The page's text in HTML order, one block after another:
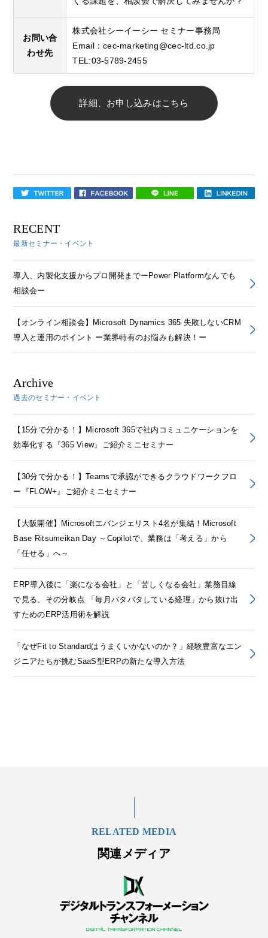
お問い合
わせ先
株式会社シーイーシー セミナー事務局
Email：cec-marketing@cec-ltd.co.jp
TEL:03-5789-2455
詳細、お申し込みはこちら
RECENT
最新セミナー・イベント
導入、内製化支援からプロ開発までーPower Platformなんでも
相談会ー
【オンライン相談会】Microsoft Dynamics 365 失敗しないCRM
導入と運用のポイント ー業界特有のお悩みも解決！ー
Archive
過去のセミナー・イベント
【15分で分かる！】Microsoft 365で社内コミュニケーションを
効率化する『365 View』ご紹介ミニセミナー
【30分で分かる！】Teamsで承認ができるクラウドワークフロ
ー『FLOW+』ご紹介ミニセミナー
【大阪開催】Microsoftエバンジェリスト4名が集結！Microsoft
Base Ritsumeikan Day ～Copilotで、業務は「考える」から
「任せる」へ～
ERP導入後に「楽になる会社」と「苦しくなる会社」業務目線
で見る、その分岐点 「毎月バタバタしている経理」から抜け出
すためのERP活用術を解説
「なぜFit to Standardはうまくいかないのか？」経験豊富なエン
ジニアたちが挑むSaaS型ERPの新たな導入方法
RELATED MEDIA
関連メディア